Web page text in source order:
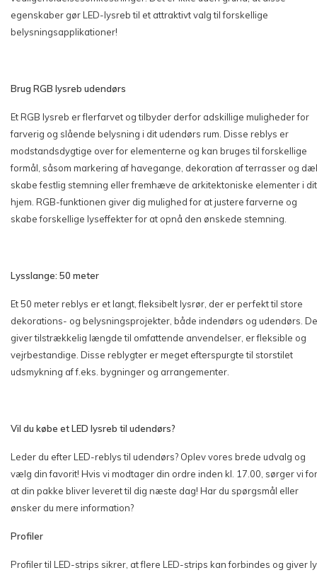
egenskaber gør LED-lysreb til et attraktivt valg til forskellige
belysningsapplikationer!
Brug RGB lysreb udendørs
Et RGB lysreb er flerfarvet og tilbyder derfor adskillige muligheder for
farverig og slående belysning i dit udendørs rum. Disse reblys er
modstandsdygtige over for elementerne og kan bruges til forskellige
formål, såsom markering af havegange, dekoration af terrasser og
skabe festlig stemning eller fremhæve de arkitektoniske elementer i dit
hjem. RGB-funktionen giver dig mulighed for at justere farverne og
skabe forskellige lyseffekter for at opnå den ønskede stemning.
Lysslange: 50 meter
Et 50 meter reblys er et langt, fleksibelt lysrør, der er perfekt til store
dekorations- og belysningsprojekter, både indendørs og udendørs. De
giver tilstrækkelig længde til omfattende anvendelser, er fleksible og
vejrbestandige. Disse reblygter er meget efterspurgte til storstilet
udsmykning af f.eks. bygninger og arrangementer.
Vil du købe et LED lysreb til udendørs?
Leder du efter LED-reblys til udendørs? Oplev vores brede udvalg og
vælg din favorit! Hvis vi modtager din ordre inden kl. 17.00, sørger vi
at din pakke bliver leveret til dig næste dag! Har du spørgsmål eller
ønsker du mere information?
Profiler
Profiler til LED-strips sikrer, at flere LED-strips kan forbindes og giver